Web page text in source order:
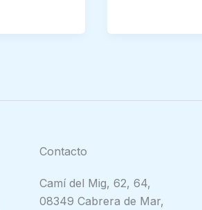
Contacto
Camí del Mig, 62, 64,
08349 Cabrera de Mar,